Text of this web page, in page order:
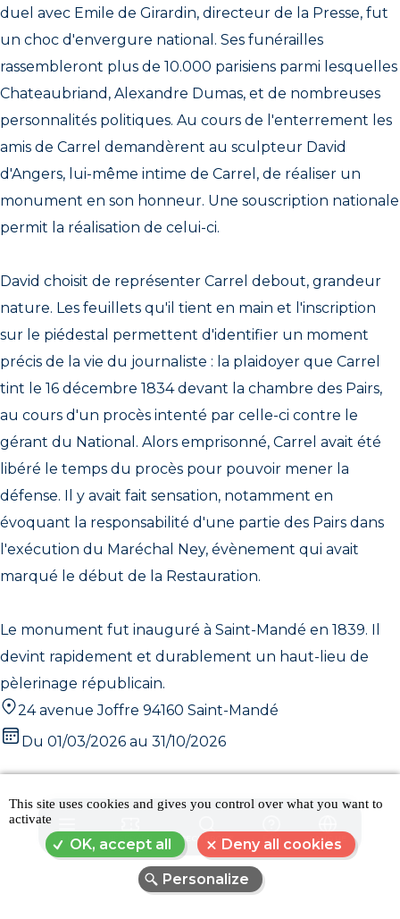
duel avec Emile de Girardin, directeur de la Presse, fut
un choc d'envergure national. Ses funérailles
rassembleront plus de 10.000 parisiens parmi lesquelles
Chateaubriand, Alexandre Dumas, et de nombreuses
personnalités politiques. Au cours de l'enterrement les
amis de Carrel demandèrent au sculpteur David
d'Angers, lui-même intime de Carrel, de réaliser un
monument en son honneur. Une souscription nationale
permit la réalisation de celui-ci.
David choisit de représenter Carrel debout, grandeur
nature. Les feuillets qu'il tient en main et l'inscription
sur le piédestal permettent d'identifier un moment
précis de la vie du journaliste : la plaidoyer que Carrel
tint le 16 décembre 1834 devant la chambre des Pairs,
au cours d'un procès intenté par celle-ci contre le
gérant du National. Alors emprisonné, Carrel avait été
libéré le temps du procès pour pouvoir mener la
défense. Il y avait fait sensation, notamment en
évoquant la responsabilité d'une partie des Pairs dans
l'exécution du Maréchal Ney, évènement qui avait
marqué le début de la Restauration.
Le monument fut inauguré à Saint-Mandé en 1839. Il
devint rapidement et durablement un haut-lieu de
pèlerinage républicain.
24 avenue Joffre 94160 Saint-Mandé
Du 01/03/2026 au 31/10/2026
MENU RÉSERVER RECHERCHE FAQ LANGUE
This site uses cookies and gives you control over what you want to
activate
OK, accept all Deny all cookies
Personalize